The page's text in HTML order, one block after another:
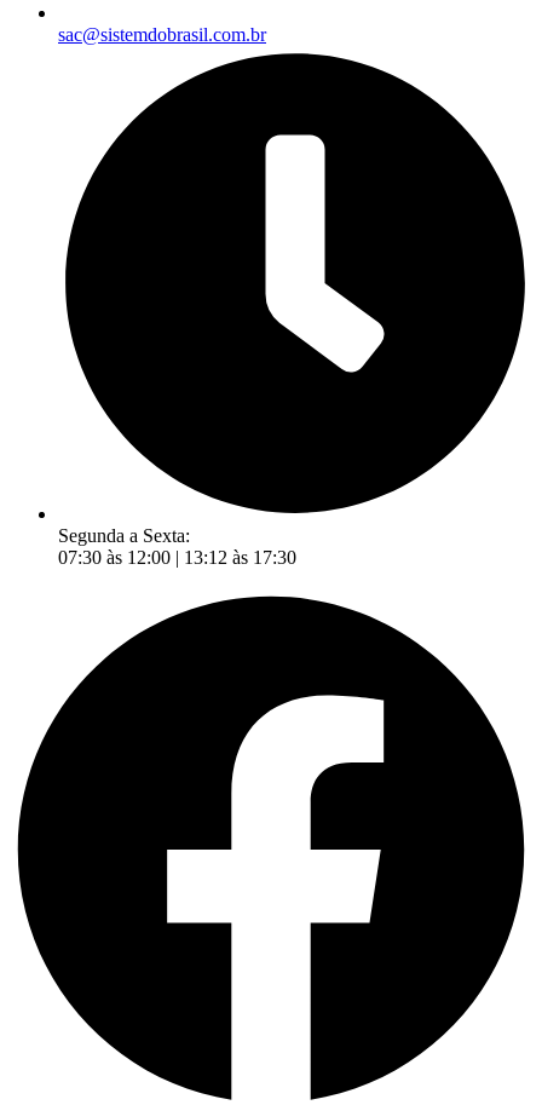
sac@sistemdobrasil.com.br
Segunda a Sexta:
07:30 às 12:00 | 13:12 às 17:30